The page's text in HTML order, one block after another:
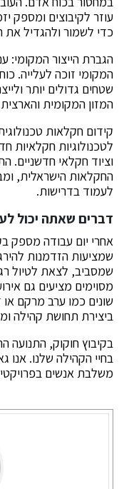
עוזר לקיבוצים ומספק
כדי לשמור ולהגדיל את
הגברת הייצור המקומי:
המקומי זוכה לעלייה.
שטחים גדולים יותר
המזון המקומית
קידום חקלאות
לטכנולוגיות חקלאיות
וציוד חקלאי חדשניים.
החקלאות הישראלית,
לעמוד בדרישות.
דברים שאתה יכול
אחרי יום עבודה מספק
שמציעות הזדמנות
שמסביב, לצאת לטיול
מסוימים מציעים גם
שונים כמו ערב מרקם או
ביצירת תחושת קהילה
בקיבוץ חוקוק,
בחיי הקהילה שלנו. אנו
משלבת אנשים